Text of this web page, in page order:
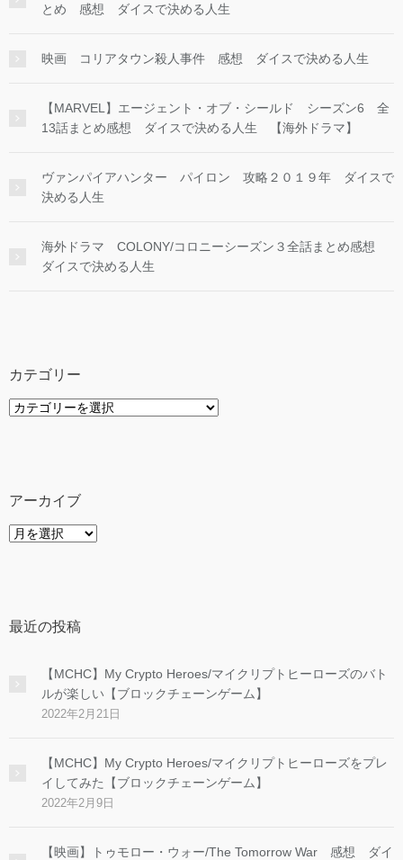
とめ 感想 ダイスで決める人生
映画 コリアタウン殺人事件 感想 ダイスで決める人生
【MARVEL】エージェント・オブ・シールド シーズン6 全
13話まとめ感想 ダイスで決める人生 【海外ドラマ】
ヴァンパイアハンター パイロン 攻略２０１９年 ダイスで
決める人生
海外ドラマ COLONY/コロニーシーズン３全話まとめ感想
ダイスで決める人生
カテゴリー
カ
アーカイブ
ア
最近の投稿
【MCHC】My Crypto Heroes/マイクリプトヒーローズのバト
ルが楽しい【ブロックチェーンゲーム】
2022年2月21日
【MCHC】My Crypto Heroes/マイクリプトヒーローズをプレ
イしてみた【ブロックチェーンゲーム】
2022年2月9日
【映画】トゥモロー・ウォー/The Tomorrow War 感想 ダイ